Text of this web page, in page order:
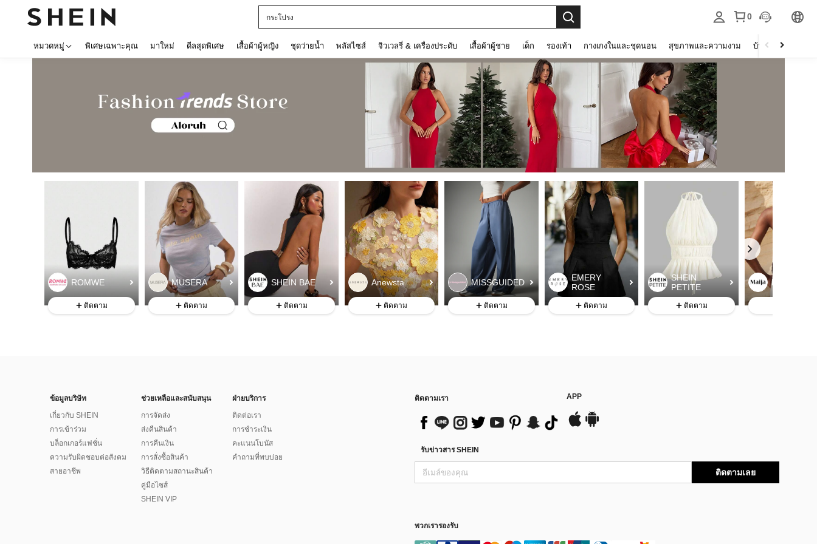
ปลอกหมอนอิง 0
หมวดหมู่ พิเศษเฉพาะคุณ มาใหม่ ดีลสุดพิเศษ เสื้อผ้าผู้หญิง ชุดว่ายน้ำ พลัสไซส์ จิวเวลรี่ & เครื่องประดับ เสื้อผ้าผู้ชาย เด็ก รองเท้า กางเกงในและชุดนอน สุขภาพและความงาม บ้านและที่อยู่อาศัย
ROMWE
ติดตาม
MUSERA
ติดตาม
SHEIN BAE
ติดตาม
Anewsta
ติดตาม
MISSGUIDED
ติดตาม
EMERY
ROSE
ติดตาม
SHEIN
PETITE
ติดตาม
Maija
ข้อมูลบริษัท
เกี่ยวกับ SHEIN
การเข้าร่วม
บล็อกเกอร์แฟชั่น
ความรับผิดชอบต่อสังคม
สายอาชีพ
ช่วยเหลือและสนับสนุน
การจัดส่ง
ส่งคืนสินค้า
การคืนเงิน
การสั่งซื้อสินค้า
วิธีติดตามสถานะสินค้า
คู่มือไซส์
SHEIN VIP
ฝ่ายบริการ
ติดต่อเรา
การชำระเงิน
คะแนนโบนัส
คำถามที่พบบ่อย
ติดตามเรา APP
รับข่าวสาร SHEIN
ติดตามเลย
พวกเรารองรับ